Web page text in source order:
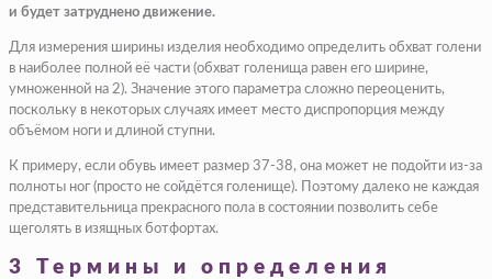
и будет затруднено движение.
Для измерения ширины изделия необходимо определить обхват голени
в наиболее полной её части (обхват голенища равен его ширине,
умноженной на 2). Значение этого параметра сложно переоценить,
поскольку в некоторых случаях имеет место диспропорция между
объёмом ноги и длиной ступни.
К примеру, если обувь имеет размер 37-38, она может не подойти из-за
полноты ног (просто не сойдётся голенище). Поэтому далеко не каждая
представительница прекрасного пола в состоянии позволить себе
щеголять в изящных ботфортах.
3 Термины и определения